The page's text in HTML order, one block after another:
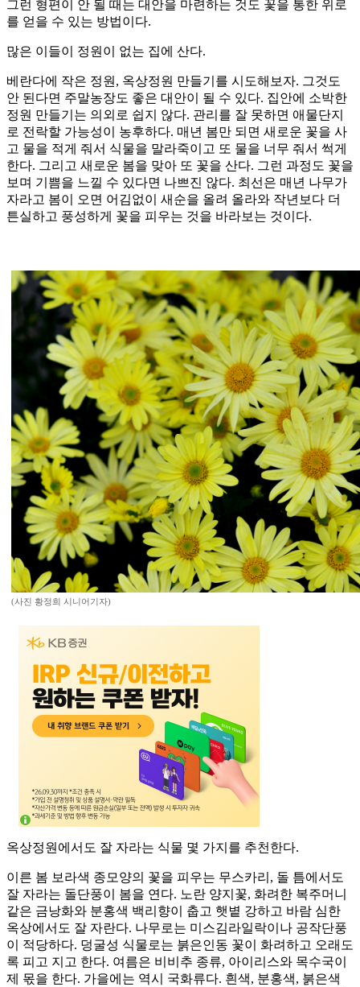
그런 형편이 안 될 때는 대안을 마련하는 것도 꽃을 통한 위로
를 얻을 수 있는 방법이다.
많은 이들이 정원이 없는 집에 산다.
베란다에 작은 정원, 옥상정원 만들기를 시도해보자. 그것도
안 된다면 주말농장도 좋은 대안이 될 수 있다. 집안에 소박한
정원 만들기는 의외로 쉽지 않다. 관리를 잘 못하면 애물단지
로 전락할 가능성이 농후하다. 매년 봄만 되면 새로운 꽃을 사
고 물을 적게 줘서 식물을 말라죽이고 또 물을 너무 줘서 썩게
한다. 그리고 새로운 봄을 맞아 또 꽃을 산다. 그런 과정도 꽃을
보며 기쁨을 느낄 수 있다면 나쁘진 않다. 최선은 매년 나무가
자라고 봄이 오면 어김없이 새순을 올려 올라와 작년보다 더
튼실하고 풍성하게 꽃을 피우는 것을 바라보는 것이다.
(사진 황정희 시니어기자)
옥상정원에서도 잘 자라는 식물 몇 가지를 추천한다.
이른 봄 보라색 종모양의 꽃을 피우는 무스카리, 돌 틈에서도
잘 자라는 돌단풍이 봄을 연다. 노란 양지꽃, 화려한 복주머니
같은 금낭화와 분홍색 백리향이 춥고 햇볕 강하고 바람 심한
옥상에서도 잘 자란다. 나무로는 미스김라일락이나 공작단풍
이 적당하다. 덩굴성 식물로는 붉은인동 꽃이 화려하고 오래도
록 피고 지고 한다. 여름은 비비추 종류, 아이리스와 목수국이
제 몫을 한다. 가을에는 역시 국화류다. 흰색, 분홍색, 붉은색